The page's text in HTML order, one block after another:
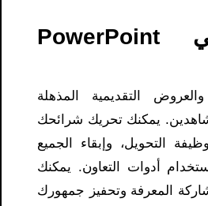
العرض في PowerPoint
التقديمية المذهلة
يمكنك تحريك شرائحك
التحويل، وإبقاء الجميع
أدوات التعاون. يمكنك
المعرفة وتحفيز جمهورك